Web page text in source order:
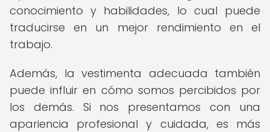
conocimiento y habilidades, lo cual puede
traducirse en un mejor rendimiento en el
trabajo.
Además, la vestimenta adecuada también
puede influir en cómo somos percibidos por
los demás. Si nos presentamos con una
apariencia profesional y cuidada, es más